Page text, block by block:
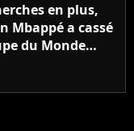
en plus,
Mbappé a cassé
du Monde